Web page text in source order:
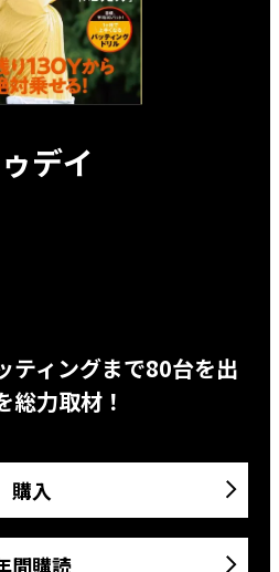
デイ
ティングまで80台を出
総力取材！
購入
間購読